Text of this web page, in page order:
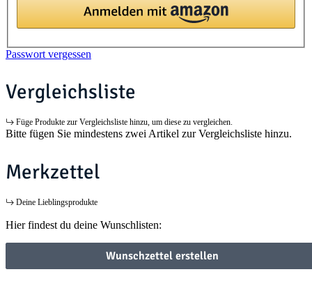
Passwort vergessen
Vergleichsliste
Füge Produkte zur Vergleichsliste hinzu, um diese zu vergleichen.
Bitte fügen Sie mindestens zwei Artikel zur Vergleichsliste hinzu.
Merkzettel
Deine Lieblingsprodukte
Hier findest du deine Wunschlisten:
Wunschzettel erstellen